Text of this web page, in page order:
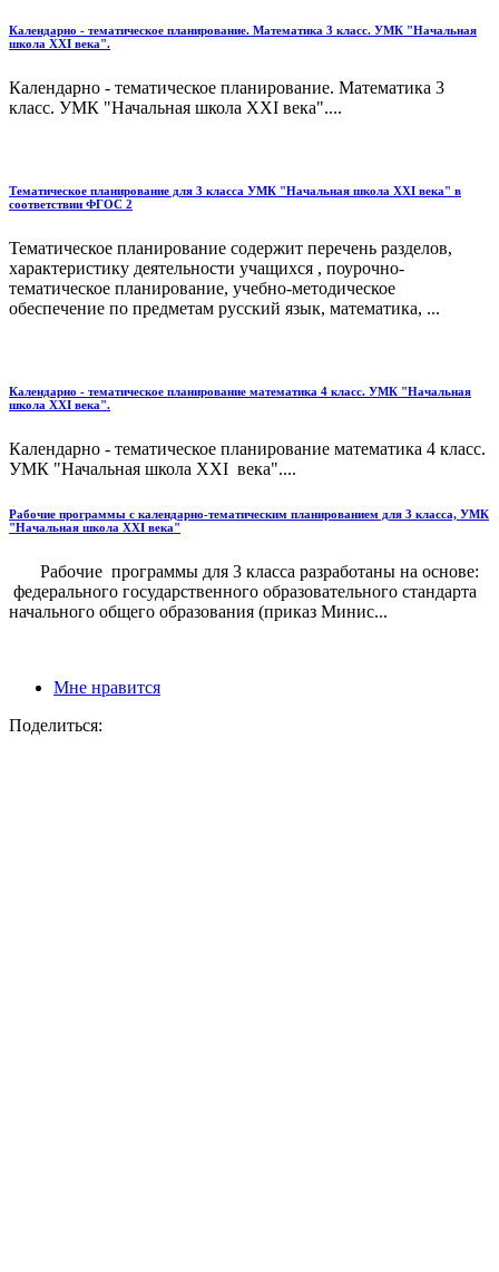
Календарно - тематическое планирование. Математика 3 класс. УМК "Начальная
школа XXI века".
Календарно - тематическое планирование. Математика 3
класс. УМК "Начальная школа XXI века"....
Тематическое планирование для 3 класса УМК "Начальная школа XXI века" в
соответствии ФГОС 2
Тематическое планирование содержит перечень разделов,
характеристику деятельности учащихся , поурочно-
тематическое планирование, учебно-методическое
обеспечение по предметам русский язык, математика, ...
Календарно - тематическое планирование математика 4 класс. УМК "Начальная
школа XXI века".
Календарно - тематическое планирование математика 4 класс.
УМК "Начальная школа XXI века"....
Рабочие программы с календарно-тематическим планированием для 3 класса, УМК
"Начальная школа XXI века"
Рабочие программы для 3 класса разработаны на основе:
федерального государственного образовательного стандарта
начального общего образования (приказ Минис...
Мне нравится
Поделиться: